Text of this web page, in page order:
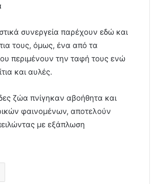
συνεργεία παρέχουν εδώ και
τους, όμως, ένα από τα
περιμένουν την ταφή τους ενώ
και αυλές.
ζώα πνίγηκαν αβοήθητα και
φαινομένων, αποτελούν
με εξάπλωση